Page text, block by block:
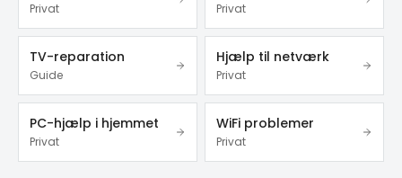
Privat Privat
TV-reparation
Guide
Hjælp til netværk
Privat
PC-hjælp i hjemmet
Privat
WiFi problemer
Privat